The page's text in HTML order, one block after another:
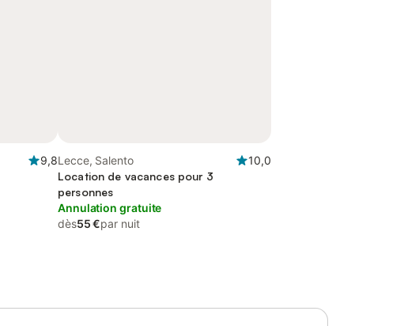
9,8Lecce, Salento
10,0
Location de vacances pour 3
personnes
Annulation gratuite
dès55 €par nuit